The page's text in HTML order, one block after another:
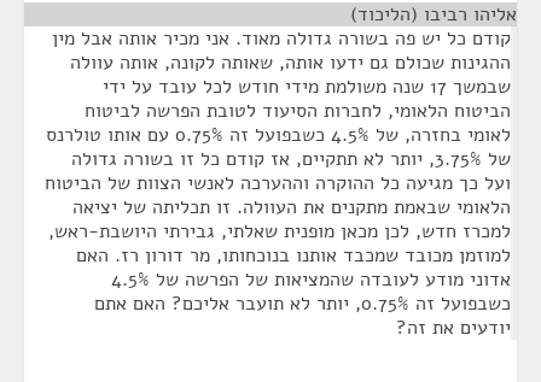
אליהו רביבו (הליכוד)
קודם כל יש פה בשורה גדולה מאוד. אני מכיר אותה אבל מין
ההגינות שכולם גם ידעו אותה, שאותה לקונה, אותה עוולה
שבמשך 17 שנה משולמת מידי חודש לכל עובד על ידי
הביטוח הלאומי, לחברות הסיעוד לטובת הפרשה לביטוח
לאומי בחזרה, של 4.5% כשבפועל זה 0.75% עם אותו טולרנס
של 3.75%, יותר לא תתקיים, אז קודם כל זו בשורה גדולה
ועל כך מגיעה כל ההוקרה וההערכה לאנשי הצוות של הביטוח
הלאומי שבאמת מתקנים את העוולה. זו תכליתה של יציאה
למכרז חדש, לכן מכאן מופנית שאלתי, גבירתי היושבת-ראש,
למוזמן מכובד שמכבד אותנו בנוכחותו, מר דורון רז. האם
אדוני מודע לעובדה שהמציאות של הפרשה של 4.5%
כשבפועל זה 0.75%, יותר לא תועבר אליכם? האם אתם
יודעים את זה?